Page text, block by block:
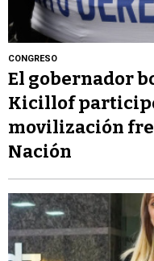
CONGRESO
El gobernador
Kicillof
movilización
Nación